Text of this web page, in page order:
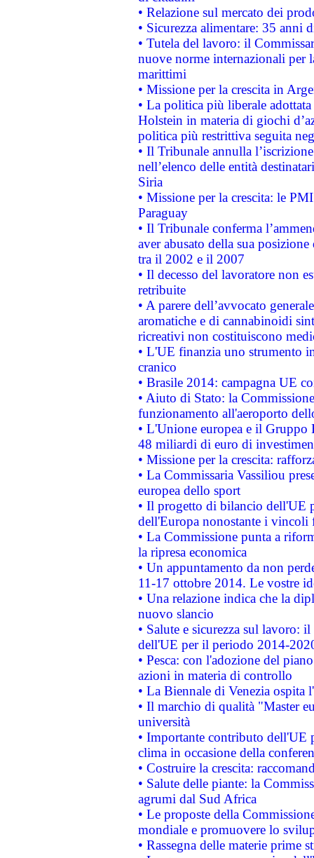
• Relazione sul mercato dei
• Sicurezza alimentare: 35 anni
• Tutela del lavoro: il
nuove norme internazionali per
marittimi
• Missione per la crescita in
• La politica più liberale
Holstein in materia di giochi
politica più restrittiva seguita
• Il Tribunale annulla
nell’elenco delle entità
Siria
• Missione per la crescita: le
Paraguay
• Il Tribunale conferma
aver abusato della sua
tra il 2002 e il 2007
• Il decesso del lavoratore non
retribuite
• A parere dell’avvocato
aromatiche e di cannabinoidi
ricreativi non costituiscono
• L'UE finanzia uno strumento
cranico
• Brasile 2014: campagna UE
• Aiuto di Stato: la
funzionamento all'aeroporto
• L'Unione europea e il
48 miliardi di euro di
• Missione per la crescita:
• La Commissaria Vassiliou
europea dello sport
• Il progetto di bilancio dell'UE
dell'Europa nonostante i vincoli
• La Commissione punta a
la ripresa economica
• Un appuntamento da non
11-17 ottobre 2014. Le vostre
• Una relazione indica che la
nuovo slancio
• Salute e sicurezza sul lavoro:
dell'UE per il periodo 2014-
• Pesca: con l'adozione del
azioni in materia di controllo
• La Biennale di Venezia ospita
• Il marchio di qualità "Master
università
• Importante contributo dell'UE
clima in occasione della
• Costruire la crescita:
• Salute delle piante: la
agrumi dal Sud Africa
• Le proposte della
mondiale e promuovere lo
• Rassegna delle materie prime